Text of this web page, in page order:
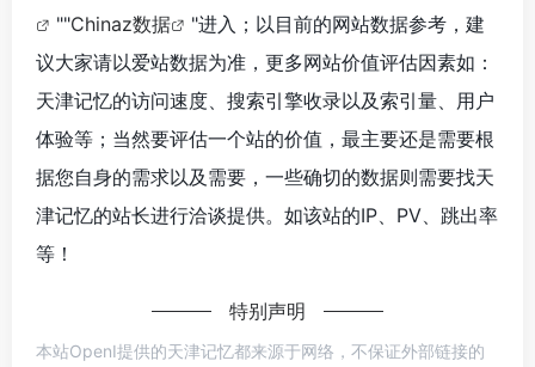
""Chinaz数据
"进入；以目前的网站数据参考，建
议大家请以爱站数据为准，更多网站价值评估因素如：
天津记忆的访问速度、搜索引擎收录以及索引量、用户
体验等；当然要评估一个站的价值，最主要还是需要根
据您自身的需求以及需要，一些确切的数据则需要找天
津记忆的站长进行洽谈提供。如该站的IP、PV、跳出率
等！
特别声明
本站OpenI提供的天津记忆都来源于网络，不保证外部链接的